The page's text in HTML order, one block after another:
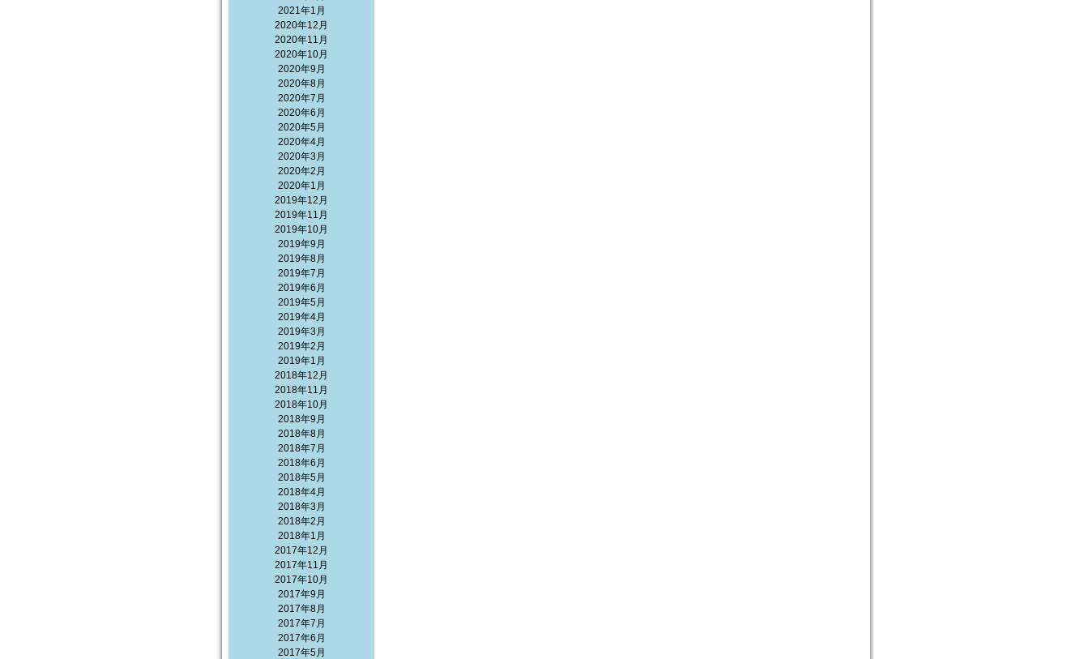
2021年1月
2020年12月
2020年11月
2020年10月
2020年9月
2020年8月
2020年7月
2020年6月
2020年5月
2020年4月
2020年3月
2020年2月
2020年1月
2019年12月
2019年11月
2019年10月
2019年9月
2019年8月
2019年7月
2019年6月
2019年5月
2019年4月
2019年3月
2019年2月
2019年1月
2018年12月
2018年11月
2018年10月
2018年9月
2018年8月
2018年7月
2018年6月
2018年5月
2018年4月
2018年3月
2018年2月
2018年1月
2017年12月
2017年11月
2017年10月
2017年9月
2017年8月
2017年7月
2017年6月
2017年5月